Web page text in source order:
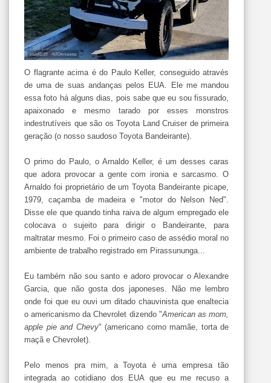
O flagrante acima é do Paulo Keller, conseguido através
de uma de suas andanças pelos EUA. Ele me mandou
essa foto há alguns dias, pois sabe que eu sou fissurado,
apaixonado e mesmo tarado por esses monstros
indestrutíveis que são os Toyota Land Cruiser de primeira
geração (o nosso saudoso Toyota Bandeirante).
O primo do Paulo, o Arnaldo Keller, é um desses caras
que adora provocar a gente com ironia e sarcasmo. O
Arnaldo foi proprietário de um Toyota Bandeirante picape,
1979, caçamba de madeira e "motor do Nelson Ned".
Disse ele que quando tinha raiva de algum empregado ele
colocava o sujeito para dirigir o Bandeirante, para
maltratar mesmo. Foi o primeiro caso de assédio moral no
ambiente de trabalho registrado em Pirassununga...
Eu também não sou santo e adoro provocar o Alexandre
Garcia, que não gosta dos japoneses. Não me lembro
onde foi que eu ouvi um ditado chauvinista que enaltecia
o americanismo da Chevrolet dizendo "American as mom,
apple pie and Chevy" (americano como mamãe, torta de
maçã e Chevrolet).
Pelo menos pra mim, a Toyota é uma empresa tão
integrada ao cotidiano dos EUA que eu me recuso a